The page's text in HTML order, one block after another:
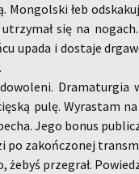
Mon­gol­ski łeb
się na
upada i do­sta­je
Dra­ma­tur­gia
pulę. Wy­ra­stam
Jego bonus
po za­koń­czo­nej
żebyś prze­grał.